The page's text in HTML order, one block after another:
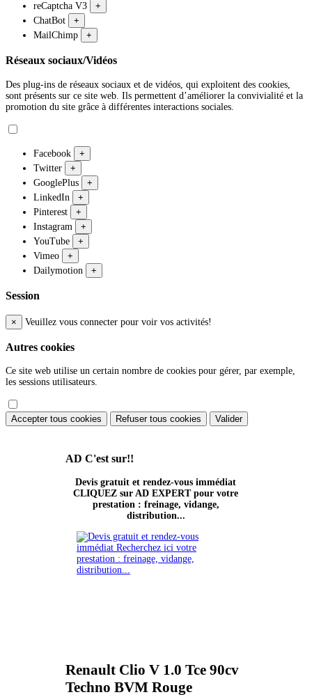
reCaptcha V3
+
ChatBot
+
MailChimp
+
Réseaux sociaux/Vidéos
Des plug-ins de réseaux sociaux et de vidéos, qui exploitent des cookies,
sont présents sur ce site web. Ils permettent d’améliorer la convivialité et la
promotion du site grâce à différentes interactions sociales.
Facebook
+
Twitter
+
GooglePlus
+
LinkedIn
+
Pinterest
+
Instagram
+
YouTube
+
Vimeo
+
Dailymotion
+
Session
× Veuillez vous connecter pour voir vos activités!
Autres cookies
Ce site web utilise un certain nombre de cookies pour gérer, par exemple,
les sessions utilisateurs.
Accepter tous cookies Refuser tous cookies Valider
AD C'est sur!!
Devis gratuit et rendez-vous immédiat
CLIQUEZ sur AD EXPERT pour votre
prestation : freinage, vidange,
distribution...
Renault Clio V 1.0 Tce 90cv
Techno BVM Rouge